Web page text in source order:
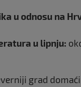
u odnosu na
u lipnju:
grad